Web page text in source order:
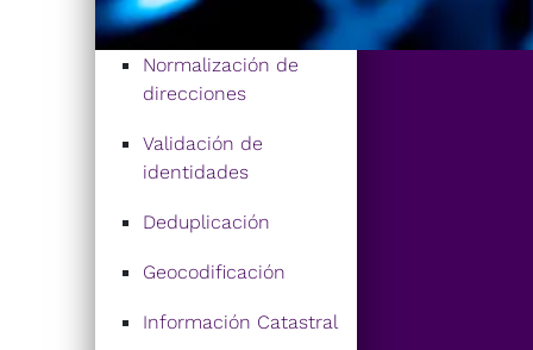
Normalización de
direcciones
Validación de
identidades
Deduplicación
Geocodificación
Información Catastral